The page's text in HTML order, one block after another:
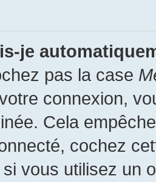
je
pas la case
connexion,
Cela
cochez
vous utilisez un